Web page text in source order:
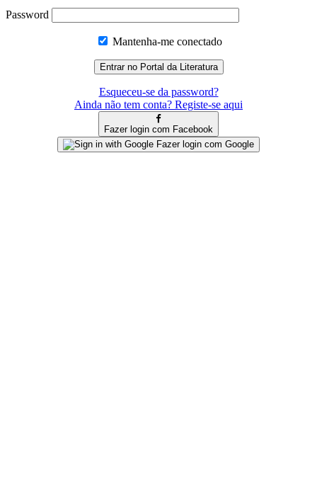
Password
Mantenha-me conectado
Esqueceu-se da password?
Ainda não tem conta? Registe-se aqui
Fazer login com Facebook
Fazer login com Google